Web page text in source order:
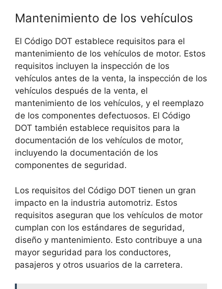
Mantenimiento de los vehículos
El Código DOT establece requisitos para el
mantenimiento de los vehículos de motor. Estos
requisitos incluyen la inspección de los
vehículos antes de la venta, la inspección de los
vehículos después de la venta, el
mantenimiento de los vehículos, y el reemplazo
de los componentes defectuosos. El Código
DOT también establece requisitos para la
documentación de los vehículos de motor,
incluyendo la documentación de los
componentes de seguridad.
Los requisitos del Código DOT tienen un gran
impacto en la industria automotriz. Estos
requisitos aseguran que los vehículos de motor
cumplan con los estándares de seguridad,
diseño y mantenimiento. Esto contribuye a una
mayor seguridad para los conductores,
pasajeros y otros usuarios de la carretera.